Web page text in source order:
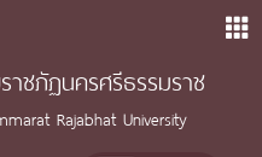
าชภัฏนครศรีธรรมราช
Rajabhat University